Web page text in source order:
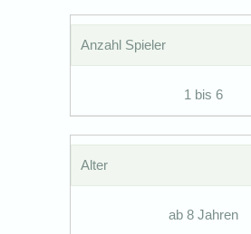
Anzahl Spieler
1 bis 6
Alter
ab 8 Jahren